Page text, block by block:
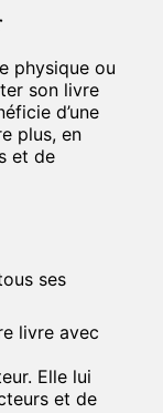
physique ou
son livre
d’une
plus, en
et de
ses
livre avec
Elle lui
et de